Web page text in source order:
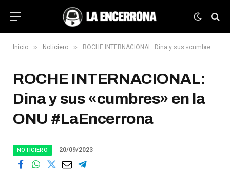
Inicio » Noticiero » ROCHE INTERNACIONAL: Dina y sus «cumbres» en la ONU #LaEncerrona
ROCHE INTERNACIONAL:
Dina y sus «cumbres» en la
ONU #LaEncerrona
NOTICIERO 20/09/2023